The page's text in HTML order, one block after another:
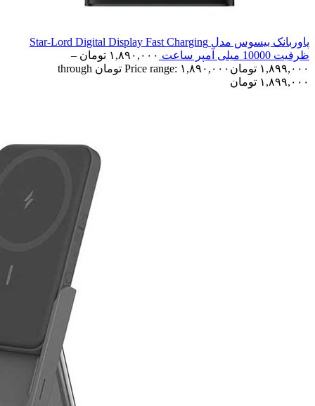
پاوربانک بیسوس مدل Star-Lord Digital Display Fast Charging
ظرفیت 10000 میلی آمپر ساعت
۱,۸۹۰,۰۰۰ تومان –
۱,۸۹۹,۰۰۰ تومان
Price range: ۱,۸۹۰,۰۰۰ تومان through
۱,۸۹۹,۰۰۰ تومان